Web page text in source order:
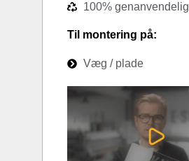
100% genanvendelig
Til montering på:
Væg / plade